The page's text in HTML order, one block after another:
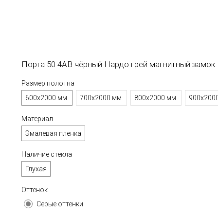
Порта 50 4AB чёрный Нардо грей магнитный замок
Размер полотна
600х2000 мм.
700х2000 мм. 800х2000 мм.
Материал
Эмалевая пленка
Наличие стекла
Глухая
Оттенок
Серые оттенки